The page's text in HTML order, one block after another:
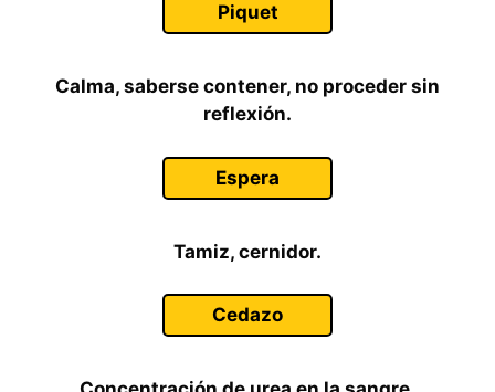
Piquet
Calma, saberse contener, no proceder sin
reflexión.
Espera
Tamiz, cernidor.
Cedazo